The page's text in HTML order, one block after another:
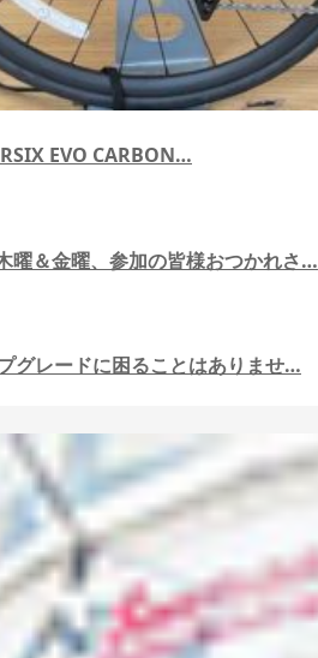
EVO CARBON…
曜＆金曜、参加の皆様おつかれさ…
グレードに困ることはありませ…